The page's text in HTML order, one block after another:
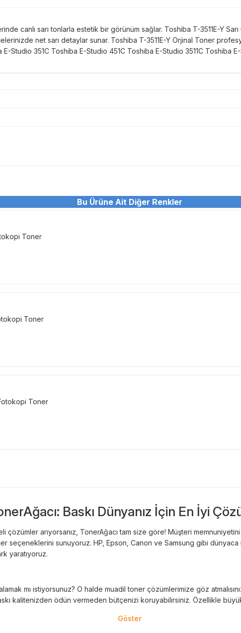
canlı sarı tonlarla estetik bir görünüm sağlar. Toshiba T-3511E-Y
net sarı detaylar sunar. Toshiba T-3511E-Y Orjinal Toner
Studio 351C Toshiba E-Studio 451C Toshiba E-Studio 3511C Toshiba E-
Bu ürüne ilk yorumu siz yapın!
Sitemize ilk yorumu siz yapın!
Bu Ürüne Ait Diğer Renkler
Toner
Toner
Toner
Baskı Dünyanız İçin En İyi
çözümler arıyorsanız, TonerAğacı tam size göre! Müşteri
seçeneklerini sunuyoruz. HP, Epson, Canon ve Samsung gibi
yaratıyoruz.
mı istiyorsunuz? O halde muadil toner çözümlerimize göz
kalitenizden ödün vermeden bütçenizi koruyabilirsiniz. Özellikle